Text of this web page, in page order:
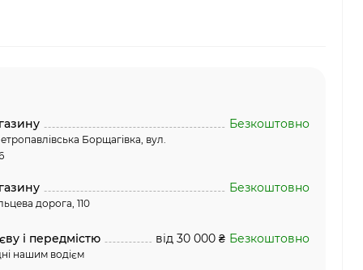
Борщагівка, вул.
Безкоштовно
дорога, 110
Безкоштовно
і передмістю
нашим водієм
від 30 000 ₴ Безкоштовно